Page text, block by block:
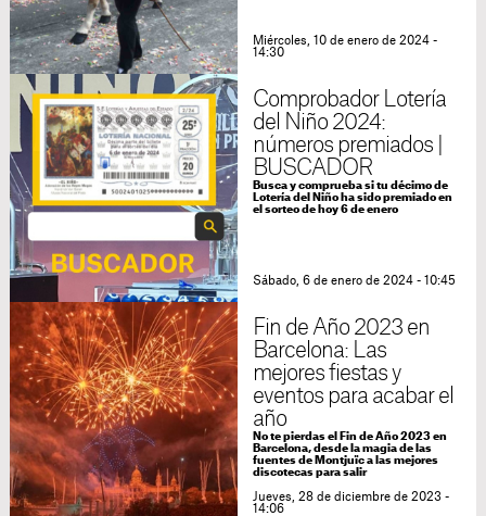
Miércoles, 10 de enero de 2024 -
14:30
Comprobador Lotería
del Niño 2024:
números premiados |
BUSCADOR
Busca y comprueba si tu décimo de
Lotería del Niño ha sido premiado en
el sorteo de hoy 6 de enero
Sábado, 6 de enero de 2024 - 10:45
Fin de Año 2023 en
Barcelona: Las
mejores fiestas y
eventos para acabar el
año
No te pierdas el Fin de Año 2023 en
Barcelona, desde la magia de las
fuentes de Montjuïc a las mejores
discotecas para salir
Jueves, 28 de diciembre de 2023 -
14:06